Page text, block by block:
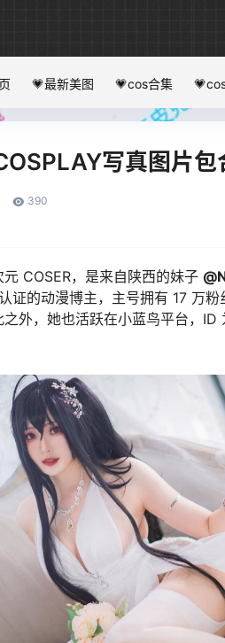
💗最新美图 💗cos合集
写真图片
390
COSER，是来自陕西的妹子
证的动漫博主，主号拥有 17 万
外，她也活跃在小蓝鸟平台，ID